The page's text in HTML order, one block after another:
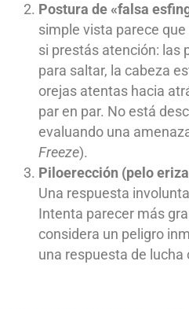
Postura de «falsa
simple vista parece
si prestás atención: las
para saltar, la cabeza
orejas atentas hacia
par en par. No está
evaluando una
Freeze).
Piloerección (pelo
Una respuesta
Intenta parecer más
considera un peligro
una respuesta de lucha